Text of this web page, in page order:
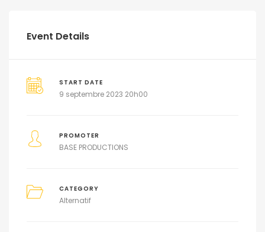
Event Details
START DATE
9 septembre 2023 20h00
PROMOTER
BASE PRODUCTIONS
CATEGORY
Alternatif